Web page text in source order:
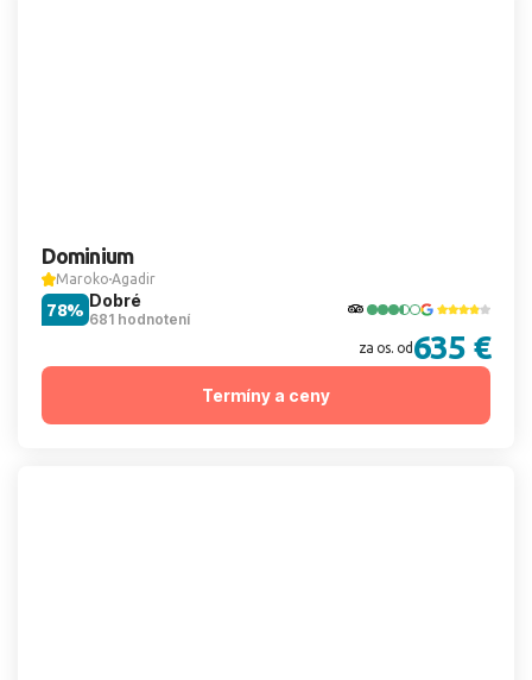
Dominium
Maroko Agadir
Dobré
681 hodnotení
78%
za os. od 635 €
Termíny a ceny